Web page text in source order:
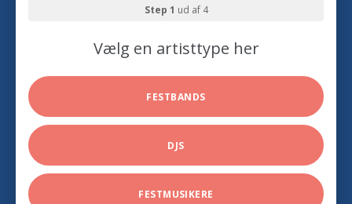
Step 1 ud af 4
Vælg en artisttype her
FESTBANDS
DJS
FESTMUSIKERE